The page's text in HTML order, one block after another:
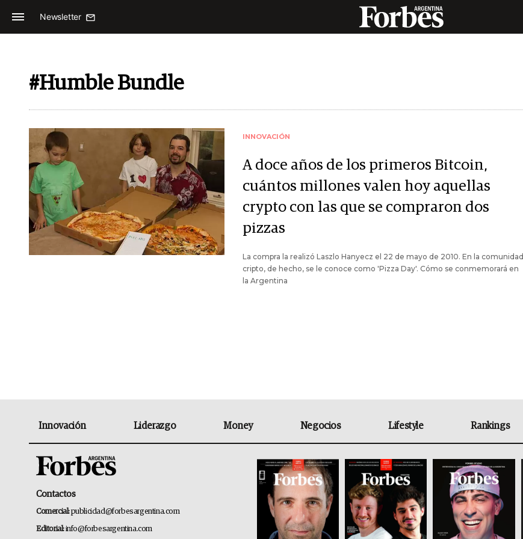
Newsletter
#Humble Bundle
INNOVACIÓN
A doce años de los primeros Bitcoin,
cuántos millones valen hoy aquellas
crypto con las que se compraron dos
pizzas
La compra la realizó Laszlo Hanyecz el 22 de mayo de 2010. En la comunidad
cripto, de hecho, se le conoce como 'Pizza Day'. Cómo se conmemorará en
la Argentina
Innovación Liderazgo Money Negocios Lifestyle Rankings
Contactos
Comercial:publicidad@forbesargentina.com
Editorial:info@forbesargentina.com